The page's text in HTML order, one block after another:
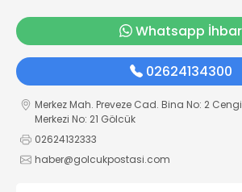
Whatsapp İhbar
02624134300
Merkez Mah. Preveze Cad. Bina No: 2
Merkezi No: 21 Gölcük
02624132333
haber@golcukpostasi.com